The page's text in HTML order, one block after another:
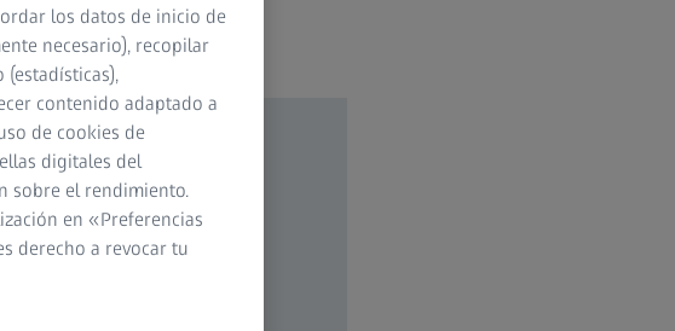
los datos de inicio de
necesario), recopilar
contenido adaptado a
de cookies de
digitales del
sobre el rendimiento.
en «Preferencias
derecho a revocar tu